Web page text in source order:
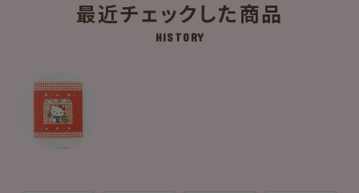
最近チェックした商品
HISTORY